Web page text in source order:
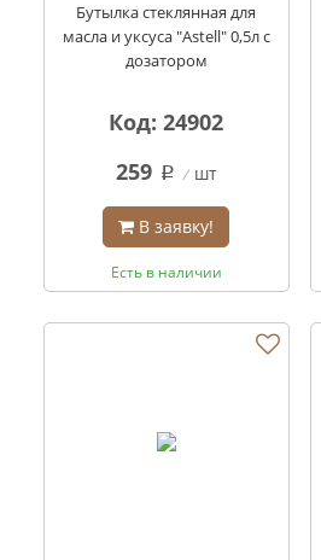
Бутылка стеклянная для
масла и уксуса "Astell" 0,5л с
дозатором
Код: 24902
259 q шт
В заявку!
Есть в наличии